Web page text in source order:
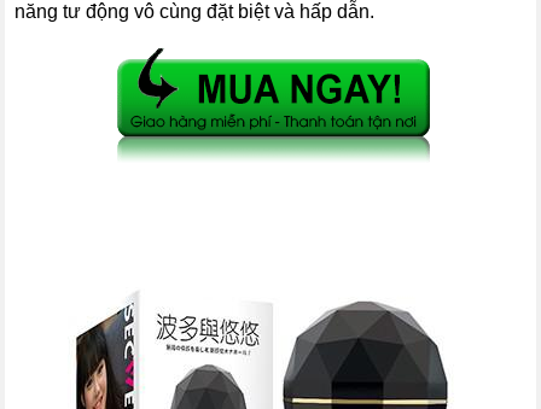
năng tư động vô cùng đặt biệt và hấp dẫn.